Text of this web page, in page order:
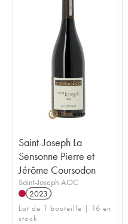
Saint-Joseph La
Sensonne Pierre et
Jérôme Coursodon
Saint-Joseph AOC
2023
Lot de 1 bouteille | 16 en
stock